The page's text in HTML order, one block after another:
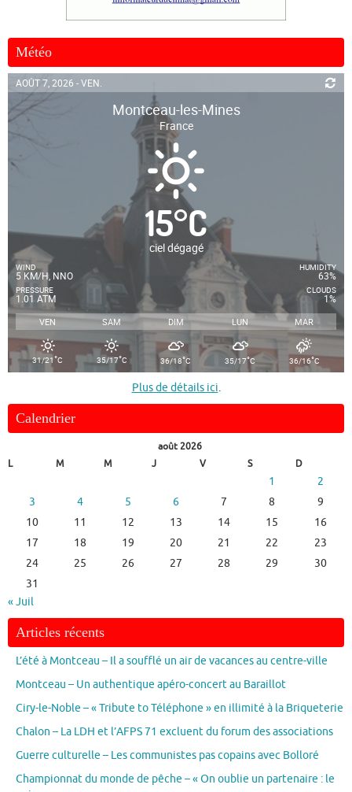
Météo
AOÛT 7, 2026 - VEN.
Montceau-les-Mines
France
15°C
ciel dégagé
WIND
5 KM/H, NNO
PRESSURE
1.01 ATM
HUMIDITY
63%
CLOUDS
1%
VEN SAM DIM LUN MAR
31/21°C 35/17°C 36/18°C 35/17°C 36/16°C
Plus de détails ici.
Calendrier
août 2026
L
M M J V S D
1
2
3
4 5 6 7 8
9
10
11 12 13 14 15
16
17
18 19 20 21 22
23
24
25 26 27 28 29
30
31
« Juil
Articles récents
L’été à Montceau – Il a soufflé un air de vacances au centre-ville
Montceau – Un authentique apéro-concert au Baraillot
Ciry-le-Noble – « Tribute to Téléphone » en illimité à la Briqueterie
Chalon – La LDH et l’AFPS 71 excluent du forum des associations
Guerre culturelle – Les communistes pas copains avec Bolloré
Championnat du monde de pêche – « On oublie un partenaire : le